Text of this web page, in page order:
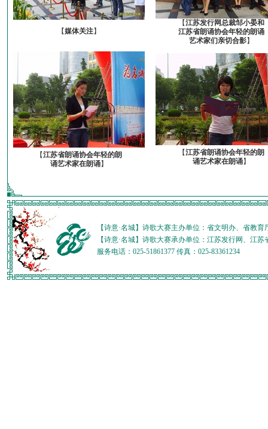
【媒体关注】
【江苏发行网总裁邹小晏和
江苏省朗诵协会年轻的朗诵
艺术家们亲切合影】
【江苏省朗诵协会年轻的朗
诵艺术家在朗诵】
【江苏省朗诵协会年轻的朗
诵艺术家在朗诵】
【诗意·名城】诗歌大赛主办单位：省文明办、省教
【诗意·名城】诗歌大赛承办单位：江苏发行网、江
服务电话：025-51861377 传真：025-83361234